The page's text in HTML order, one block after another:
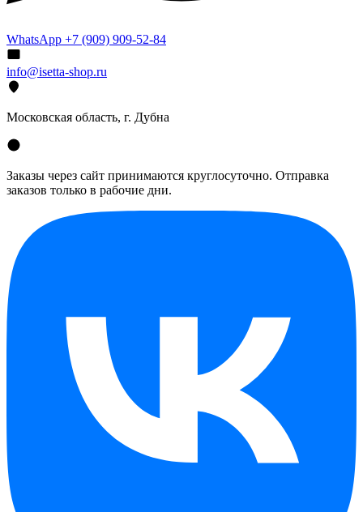
WhatsApp +7 (909) 909-52-84
info@isetta-shop.ru
Московская область, г. Дубна
Заказы через сайт принимаются круглосуточно. Отправка
заказов только в рабочие дни.